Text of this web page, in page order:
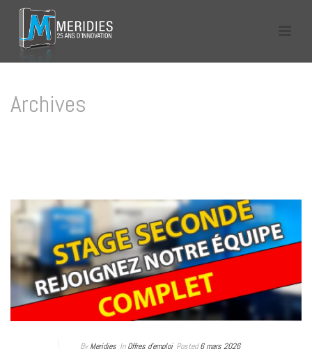
Archives
By Meridies In Offres d'emploi Posted 6 mars 2026